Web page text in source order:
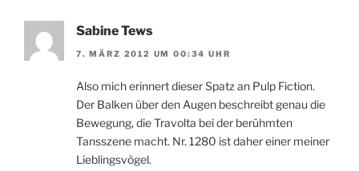
Sabine Tews
7. MÄRZ 2012 UM 00:34 UHR
Also mich erinnert dieser Spatz an Pulp Fiction.
Der Balken über den Augen beschreibt genau die
Bewegung, die Travolta bei der berühmten
Tansszene macht. Nr. 1280 ist daher einer meiner
Lieblingsvögel.